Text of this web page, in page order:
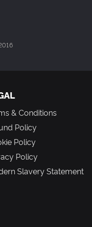
& Conditions
Policy
Policy
Policy
Slavery Statement